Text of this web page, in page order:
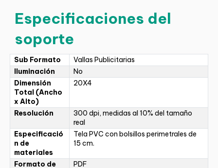
Especificaciones del
soporte
Sub Formato
Vallas Publicitarias
Iluminación
No
Dimensión
Total (Ancho
x Alto)
20X4
Resolución
300 dpi, medidas al 10% del tamaño
real
Especificació
n de
materiales
Tela PVC con bolsillos perimetrales de
15 cm.
Formato de
PDF